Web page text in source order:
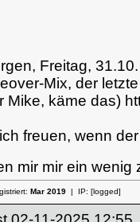
Freitag,
Mix, der
Mike, käme das)
freuen, wenn
mir mir ein
Mar 2019| IP: [logged]